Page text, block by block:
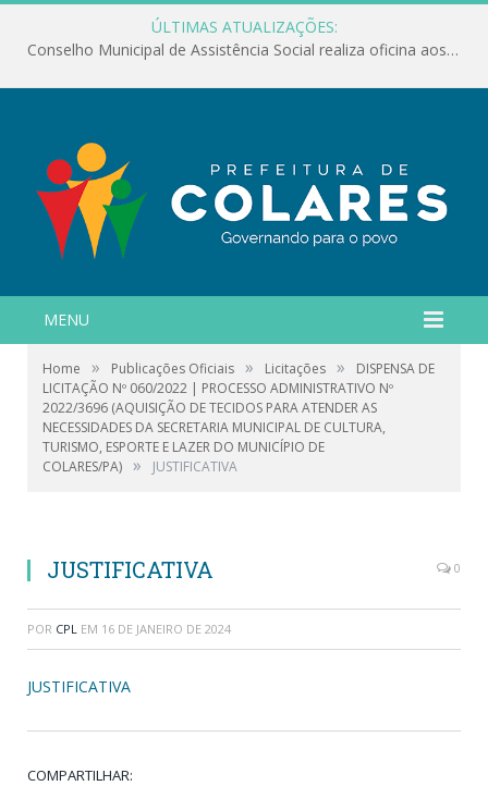
ÚLTIMAS ATUALIZAÇÕES:
Conselho Municipal de Assistência Social realiza oficina aos servidores
MENU
Home » Publicações Oficiais » Licitações »
DISPENSA DE
LICITAÇÃO Nº 060/2022 | PROCESSO ADMINISTRATIVO Nº
2022/3696 (AQUISIÇÃO DE TECIDOS PARA ATENDER AS
NECESSIDADES DA SECRETARIA MUNICIPAL DE CULTURA,
TURISMO, ESPORTE E LAZER DO MUNICÍPIO DE
COLARES/PA) » JUSTIFICATIVA
JUSTIFICATIVA 0
POR CPL EM 16 DE JANEIRO DE 2024
JUSTIFICATIVA
COMPARTILHAR: